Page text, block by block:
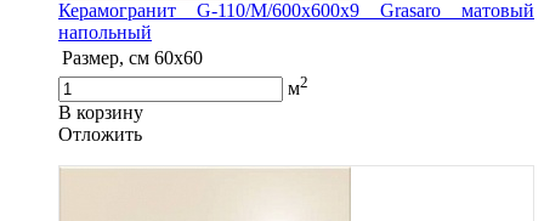
Керамогранит G-110/M/600x600x9 Grasaro матовый
напольный
Размер, см 60х60
м2
В корзину
Oтложить